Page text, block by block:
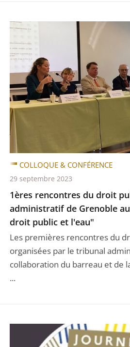
1ères rencontres du droit
administratif de Grenoble
droit public et l'eau"
Les premières rencontres du
organisées par le tribunal
collaboration du barreau et de
...
COLLOQUE & CONFÉRENCE
29 septembre 2023